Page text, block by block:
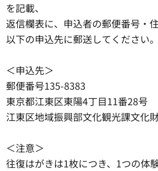
を記載、
返信欄表に、申込者の郵便番号・
以下の申込先に郵送してください。
＜申込先＞
郵便番号135-8383
東京都江東区東陽4丁目11番28号
江東区地域振興部文化観光課文化
＜注意＞
往復はがきは1枚につき、1つの体